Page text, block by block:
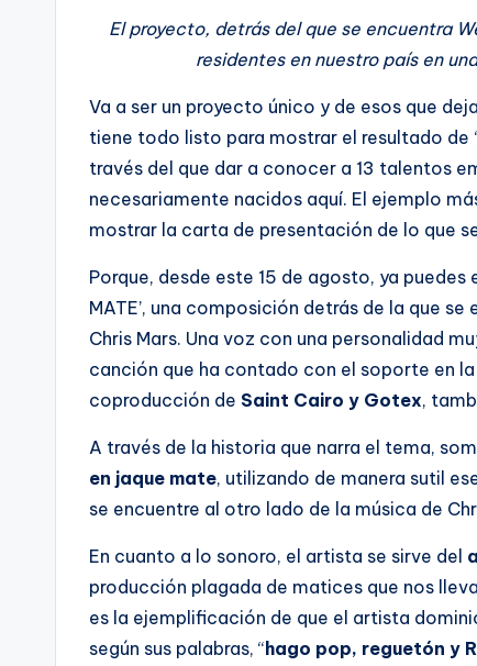
El proyecto, detrás del que se encuentra
residentes en nuestro país en
Va a ser un proyecto único y de esos que
tiene todo listo para mostrar el resultado de ‘
través del que dar a conocer a 13 talentos
necesariamente nacidos aquí. El ejemplo
mostrar la carta de presentación de lo que
Porque, desde este 15 de agosto, ya
MATE’, una composición detrás de la que
Chris Mars. Una voz con una personalidad
canción que ha contado con el soporte en
coproducción de Saint Cairo y Gotex,
A través de la historia que narra el tema,
en jaque mate, utilizando de manera sutil
se encuentre al otro lado de la música de
En cuanto a lo sonoro, el artista se sirve del
producción plagada de matices que nos
es la ejemplificación de que el artista
según sus palabras, “ hago pop, reguetón y